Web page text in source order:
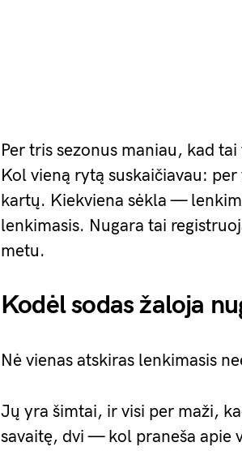
Per tris sezonus maniau, kad
Kol vieną rytą suskaičiavau:
kartų. Kiekviena sėkla —
lenkimasis. Nugara tai
metu.
Kodėl sodas žaloja
Nė vienas atskiras lenkimasis
Jų yra šimtai, ir visi per maži,
savaitę, dvi — kol praneša apie